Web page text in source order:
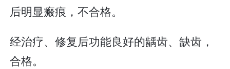
后明显瘢痕，不合格。
经治疗、修复后功能良好的龋齿、缺齿，
合格。